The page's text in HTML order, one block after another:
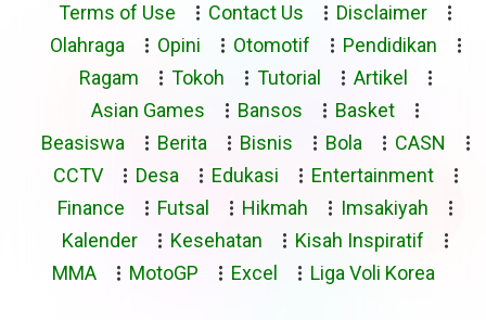
Terms of Use
Contact Us
Disclaimer
Olahraga
Opini Otomotif
Pendidikan
Ragam
Tokoh Tutorial
Artikel
Asian Games
Bansos
Basket
Beasiswa
Berita Bisnis Bola
CASN
CCTV
Desa Edukasi
Entertainment
Finance
Futsal Hikmah
Imsakiyah
Kalender
Kesehatan
Kisah Inspiratif
MMA
MotoGP Excel Liga Voli Korea